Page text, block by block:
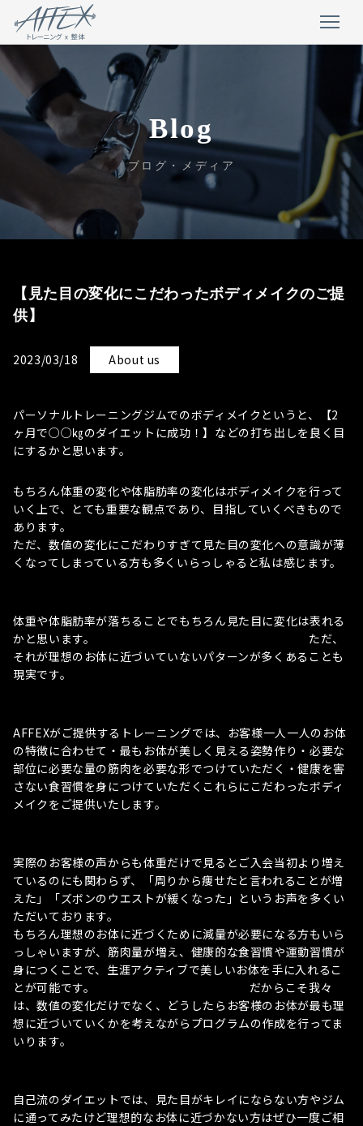
Blog
ブログ・メディア
【見た目の変化にこだわったボディメイクのご提
供】
2023/03/18 About us
パーソナルトレーニングジムでのボディメイクというと、【2
ヶ月で○○㎏のダイエットに成功！】などの打ち出しを良く目
にするかと思います。
もちろん体重の変化や体脂肪率の変化はボディメイクを行って
いく上で、とても重要な観点であり、目指していくべきもので
あります。
ただ、数値の変化にこだわりすぎて見た目の変化への意識が薄
くなってしまっている方も多くいらっしゃると私は感じます。
体重や体脂肪率が落ちることでもちろん見た目に変化は表れる
かと思います。 ただ、
それが理想のお体に近づいていないパターンが多くあることも
現実です。
AFFEXがご提供するトレーニングでは、お客様一人一人のお体
の特徴に合わせて・最もお体が美しく見える姿勢作り・必要な
部位に必要な量の筋肉を必要な形でつけていただく・健康を害
さない食習慣を身につけていただくこれらにこだわったボディ
メイクをご提供いたします。
実際のお客様の声からも体重だけで見るとご入会当初より増え
ているのにも関わらず、「周りから痩せたと言われることが増
えた」「ズボンのウエストが緩くなった」というお声を多くい
ただいております。
もちろん理想のお体に近づくために減量が必要になる方もいら
っしゃいますが、筋肉量が増え、健康的な食習慣や運動習慣が
身につくことで、生涯アクティブで美しいお体を手に入れるこ
とが可能です。 だからこそ我々
は、数値の変化だけでなく、どうしたらお客様のお体が最も理
想に近づいていくかを考えながらプログラムの作成を行ってま
いります。
自己流のダイエットでは、見た目がキレイにならない方やジム
に通ってみたけど理想的なお体に近づかない方はぜひ一度ご相